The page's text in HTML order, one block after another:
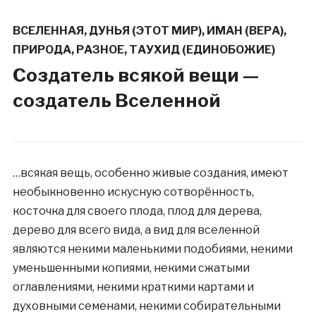
ВСЕЛЕННАЯ, ДУНЬЯ (ЭТОТ МИР), ИМАН (ВЕРА),
ПРИРОДА, РАЗНОЕ, ТАУХИД (ЕДИНОБОЖИЕ)
Создатель всякой вещи —
создатель Вселенной
…всякая вещь, особенно живые создания, имеют
необыкновенно искусную сотворённость,
косточка для своего плода, плод для дерева,
дерево для всего вида, а вид для вселенной
являются некими маленькими подобиями, некими
уменьшенными копиями, некими сжатыми
оглавлениями, некими краткими картами и
духовными семенами, некими собирательными